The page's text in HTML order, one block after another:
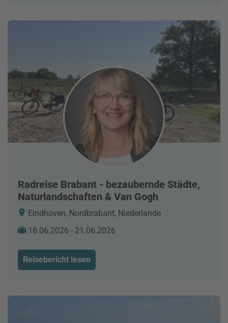
Radreise Brabant - bezaubernde Städte,
Naturlandschaften & Van Gogh
Eindhoven, Nordbrabant, Niederlande
18.06.2026 - 21.06.2026
Reisebericht lesen